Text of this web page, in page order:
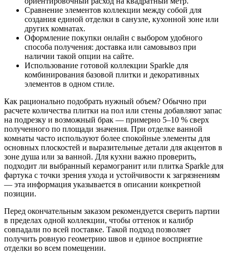
Сравнение элементов коллекции между собой для
создания единой отделки в санузле, кухонной зоне или
других комнатах.
Оформление покупки онлайн с выбором удобного
способа получения: доставка или самовывоз при
наличии такой опции на сайте.
Использование готовой коллекции Sparkle для
комбинирования базовой плитки и декоративных
элементов в одном стиле.
Как рационально подобрать нужный объем? Обычно при
расчете количества плитки на пол или стены добавляют запас
на подрезку и возможный брак — примерно 5–10 % сверх
полученного по площади значения. При отделке ванной
комнаты часто используют более спокойные элементы для
основных плоскостей и выразительные детали для акцентов в
зоне душа или за ванной. Для кухни важно проверить,
подходит ли выбранный керамогранит или плитка Sparkle для
фартука с точки зрения ухода и устойчивости к загрязнениям
— эта информация указывается в описании конкретной
позиции.
Перед окончательным заказом рекомендуется сверить партии
в пределах одной коллекции, чтобы оттенок и калибр
совпадали по всей поставке. Такой подход позволяет
получить ровную геометрию швов и единое восприятие
отделки во всем помещении.